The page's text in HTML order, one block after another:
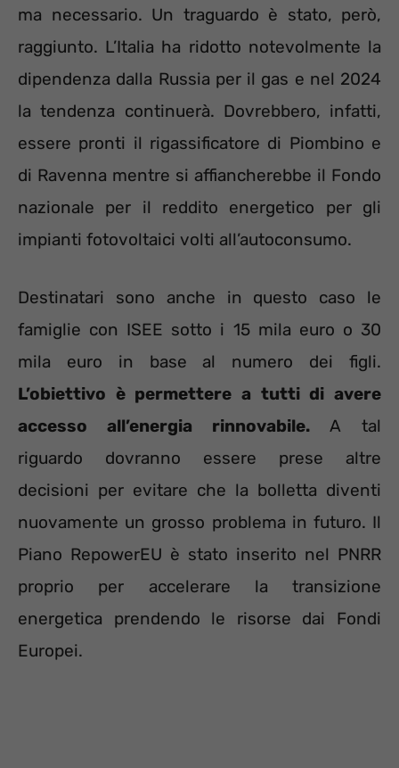
ma necessario. Un traguardo è stato, però,
raggiunto. L’Italia ha ridotto notevolmente la
dipendenza dalla Russia per il gas e nel 2024
la tendenza continuerà. Dovrebbero, infatti,
essere pronti il rigassificatore di Piombino e
di Ravenna mentre si affiancherebbe il Fondo
nazionale per il reddito energetico per gli
impianti fotovoltaici volti all’autoconsumo.
Destinatari sono anche in questo caso le
famiglie con ISEE sotto i 15 mila euro o 30
mila euro in base al numero dei figli.
L’obiettivo è permettere a tutti di avere
accesso all’energia rinnovabile.A tal
riguardo dovranno essere prese altre
decisioni per evitare che la bolletta diventi
nuovamente un grosso problema in futuro. Il
Piano RepowerEU è stato inserito nel PNRR
proprio per accelerare la transizione
energetica prendendo le risorse dai Fondi
Europei.